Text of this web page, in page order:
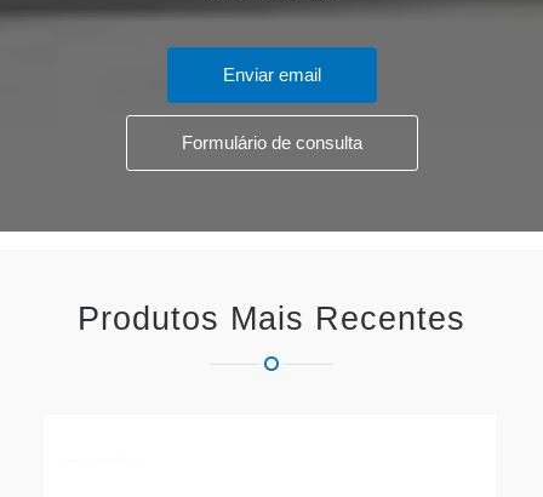
Enviar email
Formulário de consulta
Produtos Mais Recentes